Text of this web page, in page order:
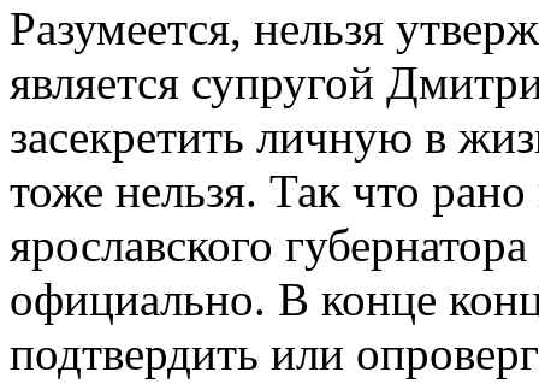
Разумеется, нельзя
является супругой
засекретить личную в
тоже нельзя. Так что
ярославского
официально. В конце
подтвердить или